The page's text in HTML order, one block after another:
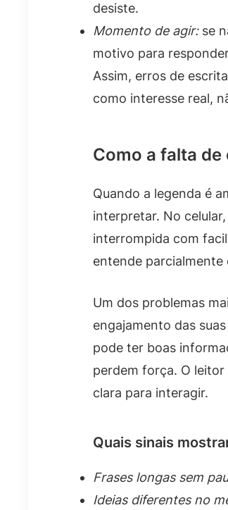
desiste.
Momento de agir:se
motivo para
Assim, erros de
como interesse real,
Como a falta
Quando a legenda é
interpretar. No
interrompida com
entende
Um dos problemas
engajamento das
pode ter boas
perdem força. O
clara para interagir.
Quais sinais
Frases longas sem
Ideias diferentes no